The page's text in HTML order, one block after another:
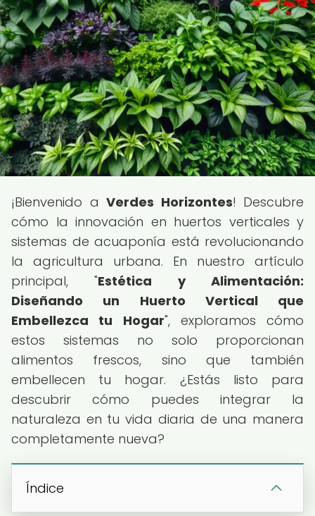
¡Bienvenido a Verdes Horizontes! Descubre
cómo la innovación en huertos verticales y
sistemas de acuaponía está revolucionando
la agricultura urbana. En nuestro artículo
principal, "Estética y Alimentación:
Diseñando un Huerto Vertical que
Embellezca tu Hogar", exploramos cómo
estos sistemas no solo proporcionan
alimentos frescos, sino que también
embellecen tu hogar. ¿Estás listo para
descubrir cómo puedes integrar la
naturaleza en tu vida diaria de una manera
completamente nueva?
Índice